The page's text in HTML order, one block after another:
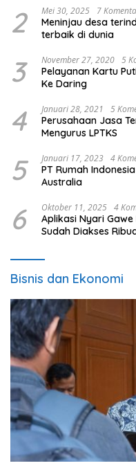
2 Mei 30, 2025 7
Meninjau desa
terbaik di dunia
3 November 27, 2020 5
Pelayanan Kartu
Ke Daring
4 Januari 28, 2021 5
Perusahaan Jasa
Mengurus LPTKS
5 Januari 17, 2023 4
PT Rumah
Australia
6 Oktober 11, 2025 4
Aplikasi Nyari
Sudah Diakses
Bisnis dan Ekonomi